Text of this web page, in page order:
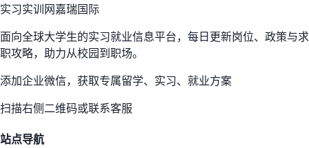
实习实训网嘉瑞国际
面向全球大学生的实习就业信息平台，每日更新岗位、政策与求
职攻略，助力从校园到职场。
添加企业微信，获取专属留学、实习、就业方案
扫描右侧二维码或联系客服
站点导航